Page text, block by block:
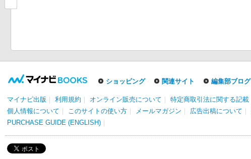
ショッピング 関連サイト 編集部ブログ
マイナビ出版 利用規約 オンライン販売について 特定商取引法に関する記載
個人情報について
このサイトの使い方 メールマガジン 広告出稿について
PURCHASE GUIDE (ENGLISH)